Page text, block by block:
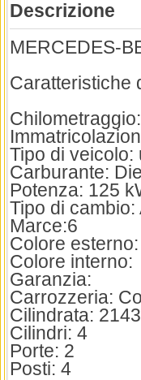
Descrizione
MERCEDES-
Caratteristiche
Tipo di veicolo:
Carburante:
Potenza: 125
Tipo di cambio:
Marce:6
Colore
Colore interno:
Garanzia:
Carrozzeria:
Cilindrata: 2143
Cilindri: 4
Porte: 2
Posti: 4